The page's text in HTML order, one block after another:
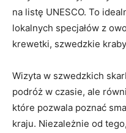
na listę​ UNESCO. To
lokalnych specjałów z
krewetki, szwedzkie
Wizyta w szwedzkich
podróż ‌w czasie, ale
które pozwala poznać
kraju. ‌Niezależnie od